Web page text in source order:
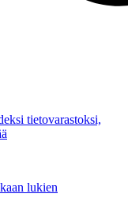
tietovarastoksi,
lukien